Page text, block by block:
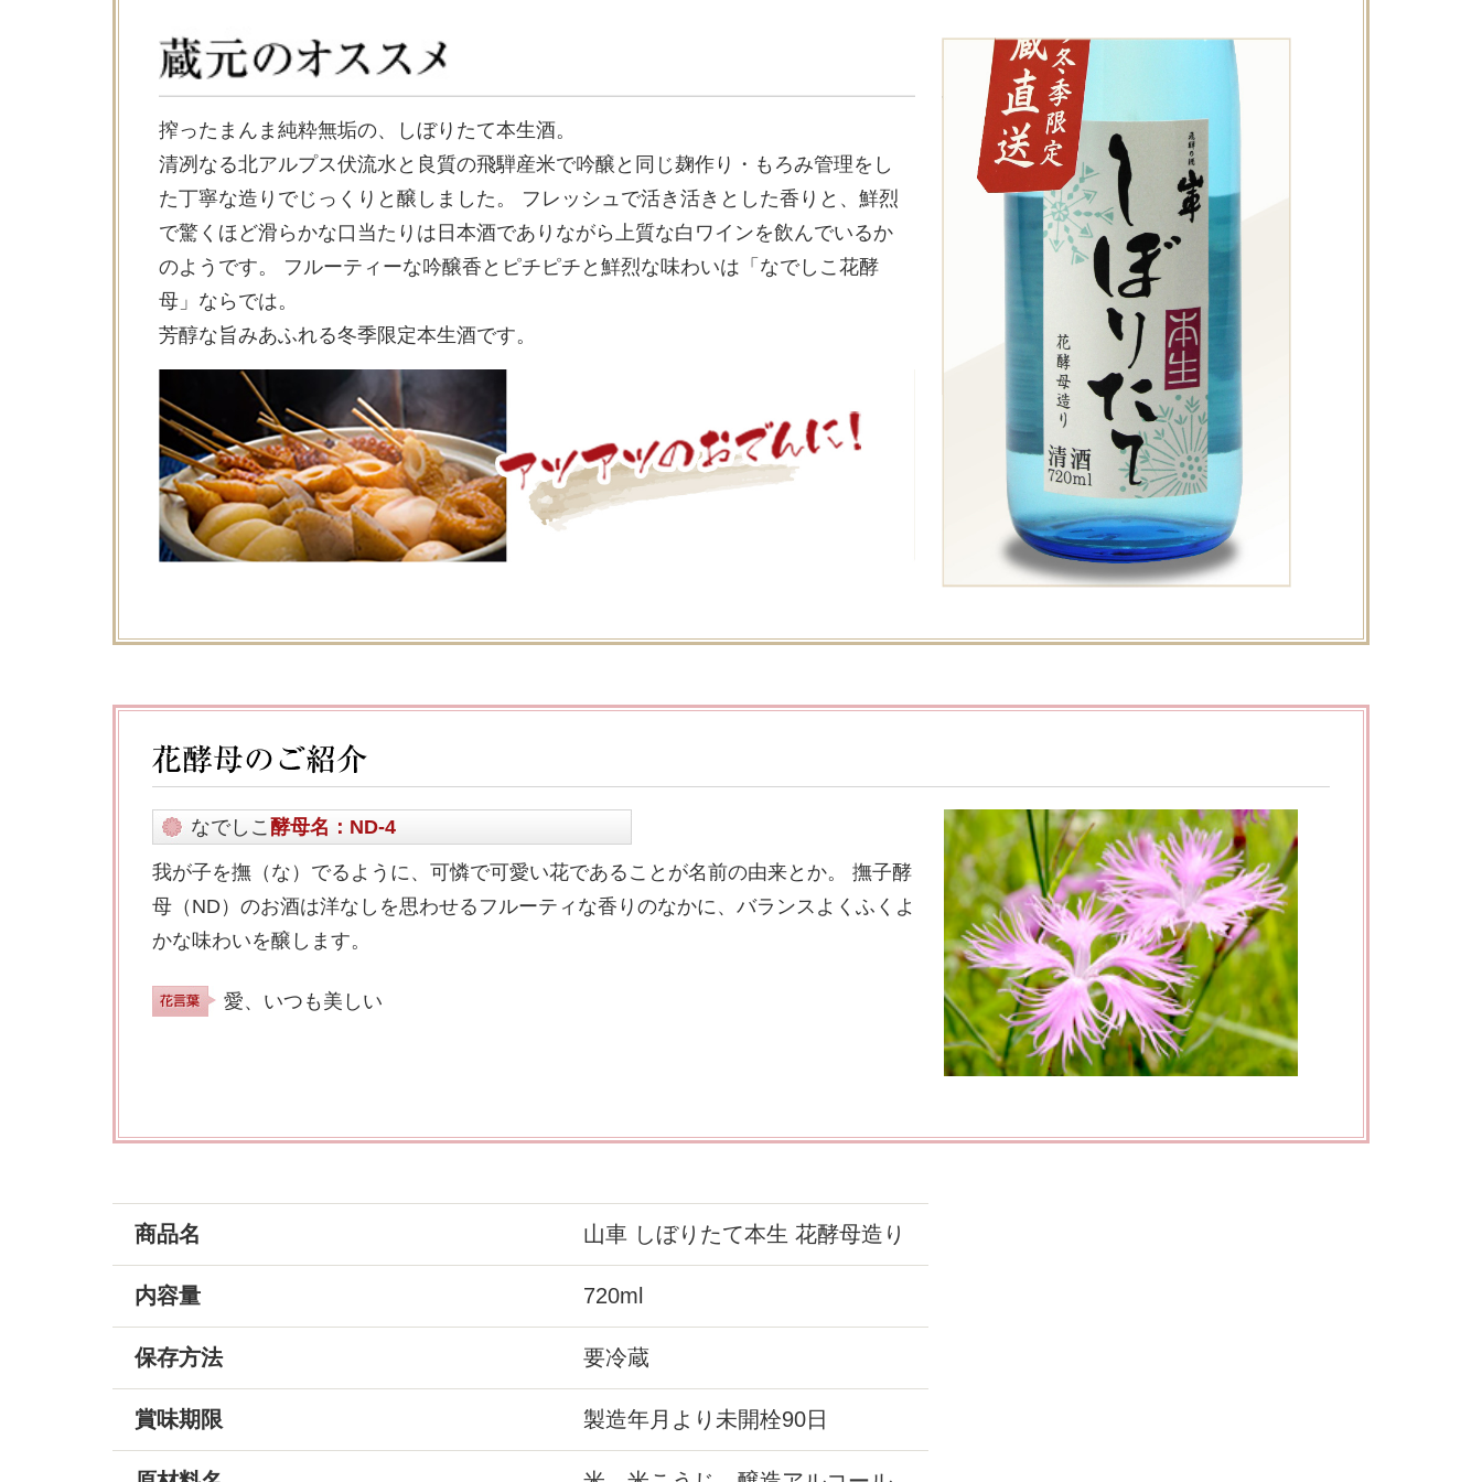
搾ったまんま純粋無垢の、しぼりたて本生酒。
清冽なる北アルプス伏流水と良質の飛騨産米で吟醸と同じ麹作り・もろみ管理をし
た丁寧な造りでじっくりと醸しました。 フレッシュで活き活きとした香りと、鮮烈
で驚くほど滑らかな口当たりは日本酒でありながら上質な白ワインを飲んでいるか
のようです。 フルーティーな吟醸香とピチピチと鮮烈な味わいは「なでしこ花酵
母」ならでは。
芳醇な旨みあふれる冬季限定本生酒です。
なでしこ 酵母名：ND-4
我が子を撫（な）でるように、可憐で可愛い花であることが名前の由来とか。 撫子酵
母（ND）のお酒は洋なしを思わせるフルーティな香りのなかに、バランスよくふくよ
かな味わいを醸します。
愛、いつも美しい
商品名 山車 しぼりたて本生 花酵母造り
内容量 720ml
保存方法 要冷蔵
賞味期限 製造年月より未開栓90日